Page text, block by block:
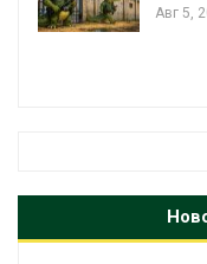
Авг 5,